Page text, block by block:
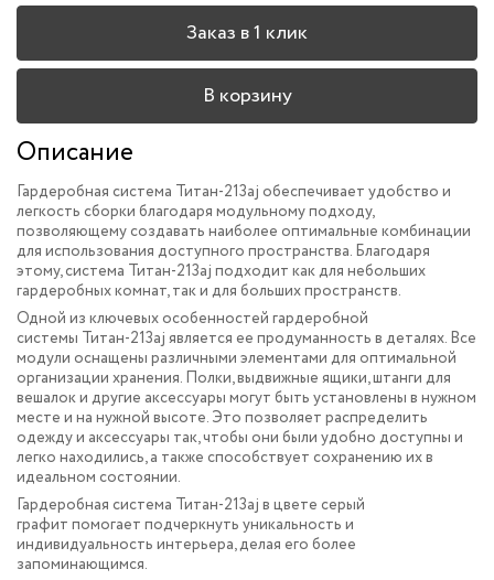
Заказ в 1 клик
В корзину
Описание
Гардеробная система Титан-213aj обеспечивает удобство и
легкость сборки благодаря модульному подходу,
позволяющему создавать наиболее оптимальные комбинации
для использования доступного пространства. Благодаря
этому, система Титан-213aj подходит как для небольших
гардеробных комнат, так и для больших пространств.
Одной из ключевых особенностей гардеробной
системы Титан-213aj является ее продуманность в деталях. Все
модули оснащены различными элементами для оптимальной
организации хранения. Полки, выдвижные ящики, штанги для
вешалок и другие аксессуары могут быть установлены в нужном
месте и на нужной высоте. Это позволяет распределить
одежду и аксессуары так, чтобы они были удобно доступны и
легко находились, а также способствует сохранению их в
идеальном состоянии.
Гардеробная система Титан-213aj в цвете серый
графит помогает подчеркнуть уникальность и
индивидуальность интерьера, делая его более
запоминающимся.